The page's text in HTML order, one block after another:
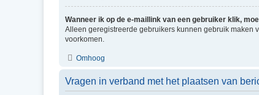
Wanneer ik op de e-maillink van een gebruiker klik,
Alleen geregistreerde gebruikers kunnen gebruik maken
voorkomen.
Omhoog
Vragen in verband met het plaatsen van